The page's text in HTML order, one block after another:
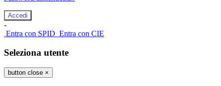
-
Entra con SPID Entra con CIE
Seleziona utente
button close ×